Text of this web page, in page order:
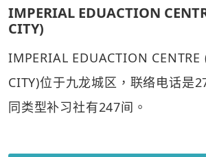
IMPERIAL EDUACTION
CITY)
IMPERIAL EDUACTION CENTRE
CITY)位于九龙城区，联络电话是
同类型补习社有247间。